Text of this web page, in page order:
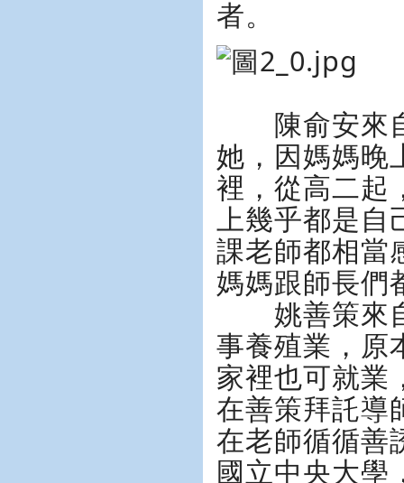
者。
陳俞安來自
她，因媽媽晚
裡，從高二起
上幾乎都是自
課老師都相當
媽媽跟師長們
姚善策來自
事養殖業，原
家裡也可就業
在善策拜託導
在老師循循善
國立中央大學